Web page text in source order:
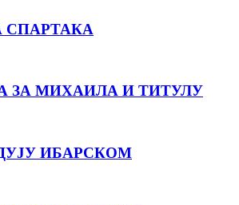
СПАРТАКА
ЗА МИХАИЛА И ТИТУЛУ
ИБАРСКОМ